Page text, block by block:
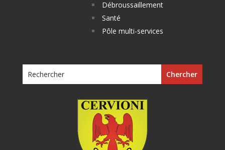
Débroussaillement
Santé
Pôle multi-services